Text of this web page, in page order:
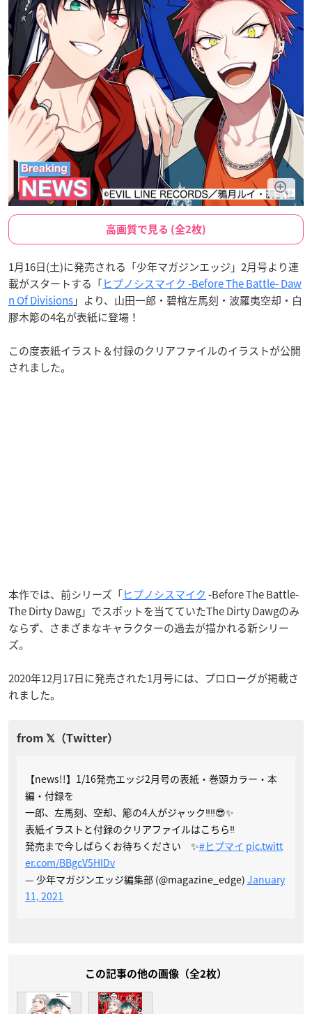
高画質で見る (全2枚)
1月16日(土)に発売される「少年マガジンエッジ」2月号より連
載がスタートする「ヒプノシスマイク -Before The Battle- Daw
n Of Divisions」より、山田一郎・碧棺左馬刻・波羅夷空却・白
膠木簓の4名が表紙に登場！
この度表紙イラスト＆付録のクリアファイルのイラストが公開
されました。
本作では、前シリーズ「ヒプノシスマイク -Before The Battle-
The Dirty Dawg」でスポットを当てていたThe Dirty Dawgのみ
ならず、さまざまなキャラクターの過去が描かれる新シリー
ズ。
2020年12月17日に発売された1月号には、プロローグが掲載さ
れました。
【news!!】1/16発売エッジ2月号の表紙・巻頭カラー・本
編・付録を
一郎、左馬刻、空却、簓の4人がジャック‼️‼️😎✨
表紙イラストと付録のクリアファイルはこちら‼️
発売まで今しばらくお待ちください ✨#ヒプマイ pic.twitt
er.com/BBgcV5HIDv
— 少年マガジンエッジ編集部 (@magazine_edge) January
11, 2021
この記事の他の画像（全2枚）